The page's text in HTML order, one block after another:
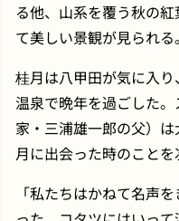
る他、山系を覆う秋の
て美しい景観が見られる。
桂月は八甲田が気に入
温泉で晩年を過ごした
家・三浦雄一郎の父）
月に出会った時のことを
「私たちはかねて名声